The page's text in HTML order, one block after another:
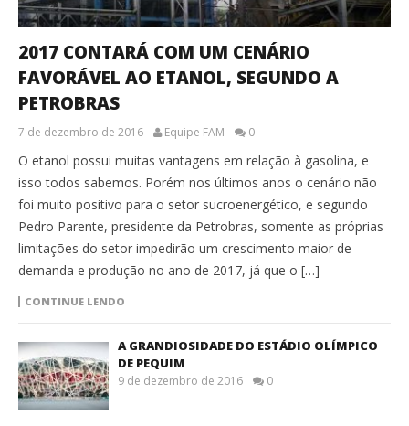
2017 CONTARÁ COM UM CENÁRIO
FAVORÁVEL AO ETANOL, SEGUNDO A
PETROBRAS
7 de dezembro de 2016 Equipe FAM 0
O etanol possui muitas vantagens em relação à gasolina, e
isso todos sabemos. Porém nos últimos anos o cenário não
foi muito positivo para o setor sucroenergético, e segundo
Pedro Parente, presidente da Petrobras, somente as próprias
limitações do setor impedirão um crescimento maior de
demanda e produção no ano de 2017, já que o […]
CONTINUE LENDO
A GRANDIOSIDADE DO ESTÁDIO OLÍMPICO
DE PEQUIM
9 de dezembro de 2016 0